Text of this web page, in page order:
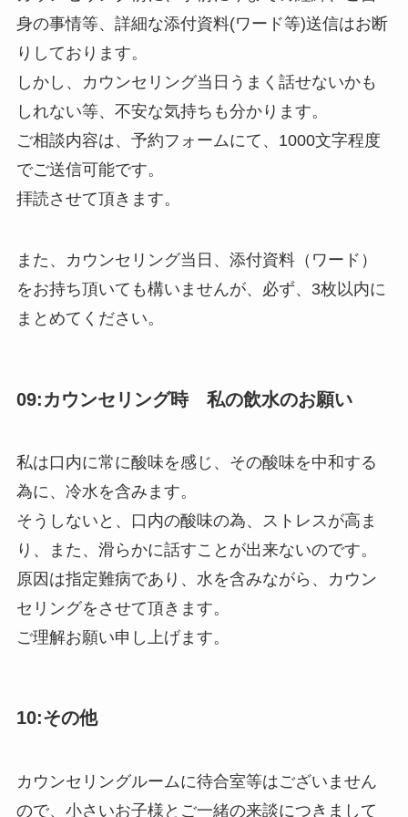
身の事情等、詳細な添付資料(ワード等)送信はお断
りしております。
しかし、カウンセリング当日うまく話せないかも
しれない等、不安な気持ちも分かります。
ご相談内容は、予約フォームにて、1000文字程度
でご送信可能です。
拝読させて頂きます。
また、カウンセリング当日、添付資料（ワード）
をお持ち頂いても構いませんが、必ず、3枚以内に
まとめてください。
09:カウンセリング時 私の飲水のお願い
私は口内に常に酸味を感じ、その酸味を中和する
為に、冷水を含みます。
そうしないと、口内の酸味の為、ストレスが高ま
り、また、滑らかに話すことが出来ないのです。
原因は指定難病であり、水を含みながら、カウン
セリングをさせて頂きます。
ご理解お願い申し上げます。
10:その他
カウンセリングルームに待合室等はございません
ので、小さいお子様とご一緒の来談につきまして